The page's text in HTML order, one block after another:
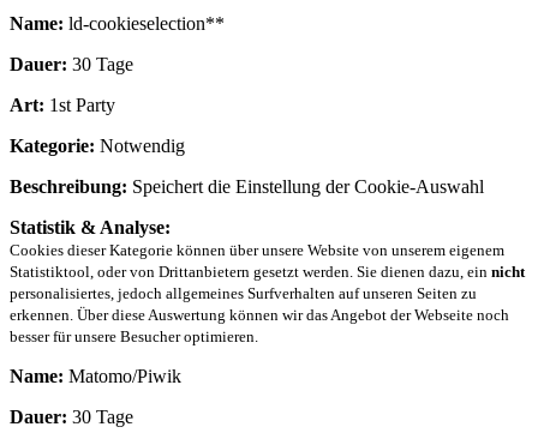
Name: ld-cookieselection**
Dauer: 30 Tage
Art: 1st Party
Kategorie: Notwendig
Beschreibung: Speichert die Einstellung der Cookie-Auswahl
Statistik & Analyse:
Cookies dieser Kategorie können über unsere Website von unserem eigenem
Statistiktool, oder von Drittanbietern gesetzt werden. Sie dienen dazu, ein nicht
personalisiertes, jedoch allgemeines Surfverhalten auf unseren Seiten zu
erkennen. Über diese Auswertung können wir das Angebot der Webseite noch
besser für unsere Besucher optimieren.
Name: Matomo/Piwik
Dauer: 30 Tage